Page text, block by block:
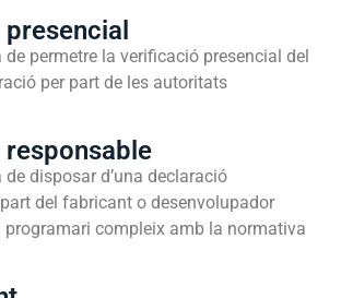
permetre la verificació presencial del
per part de les autoritats
disposar d’una declaració
del fabricant o desenvolupador
programari compleix amb la normativa